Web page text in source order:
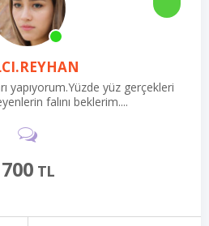
yapıyorum.Yüzde yüz gerçekleri
falını beklerim....
700 TL